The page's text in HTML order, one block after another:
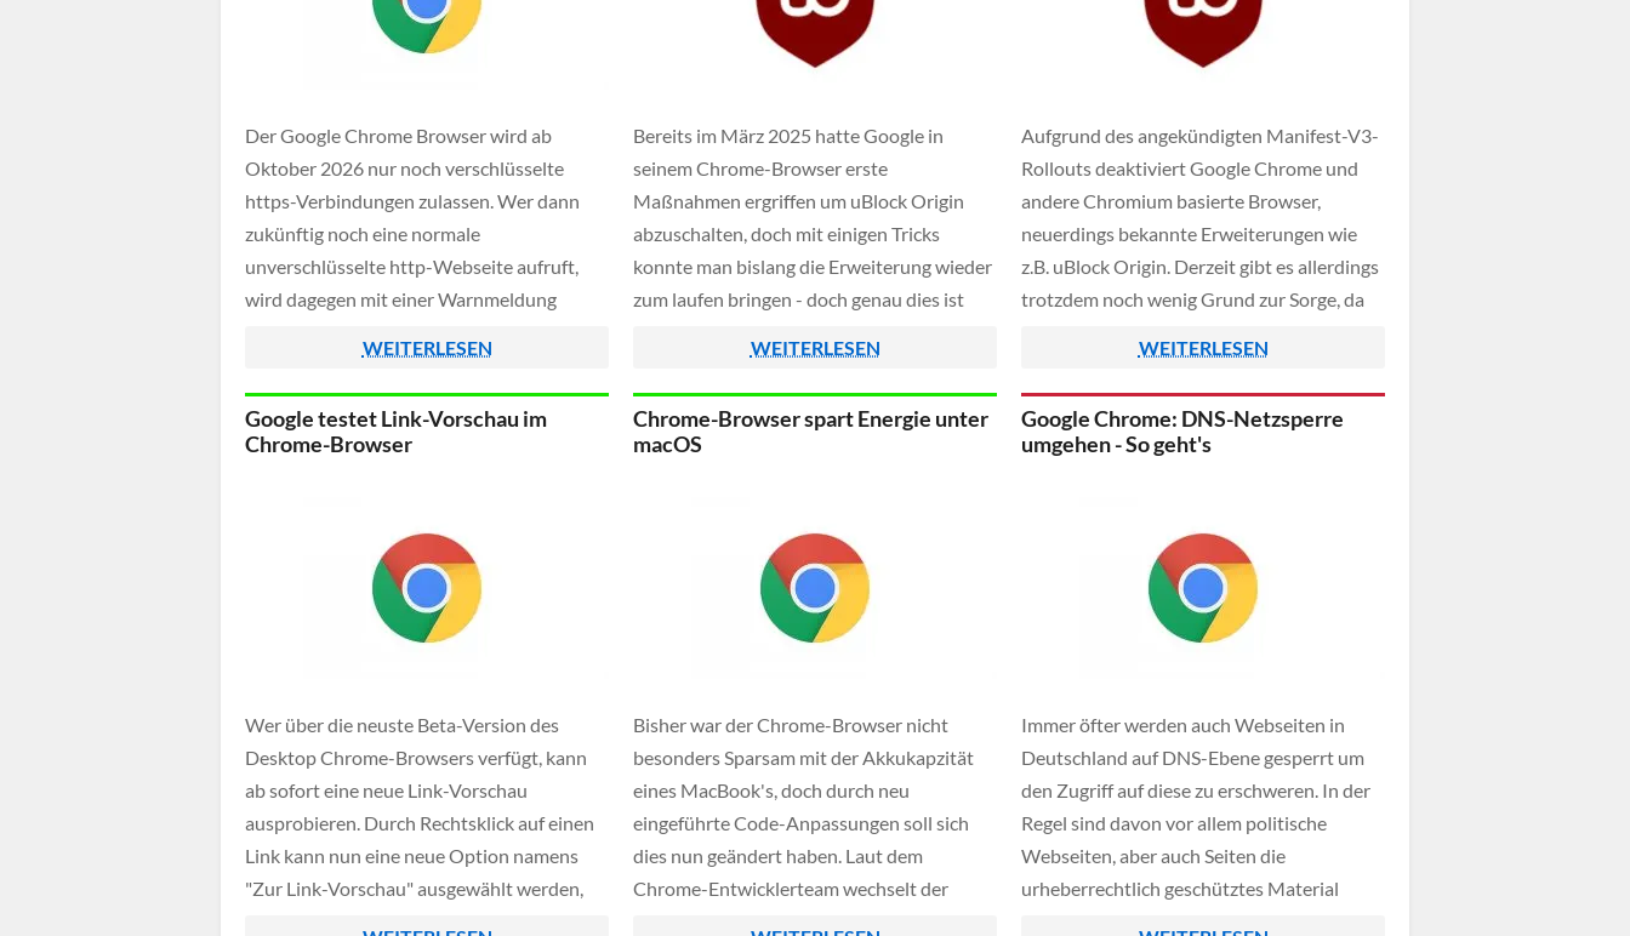
Der Google Chrome Browser wird ab
Oktober 2026 nur noch verschlüsselte
https-Verbindungen zulassen. Wer dann
zukünftig noch eine normale
unverschlüsselte http-Webseite aufruft,
wird dagegen mit einer Warnmeldung
selbst bestätigen muss.
WEITERLESEN
Bereits im März 2025 hatte Google in
seinem Chrome-Browser erste
Maßnahmen ergriffen um uBlock Origin
abzuschalten, doch mit einigen Tricks
konnte man bislang die Erweiterung wieder
zum laufen bringen - doch genau dies ist
Update hat Google nun den Stecker
gezogen und blockiert jetzt sämtliche
Browsererweiterungen die nicht dem neuen
WEITERLESEN
Aufgrund des angekündigten Manifest-V3-
Rollouts deaktiviert Google Chrome und
andere Chromium basierte Browser,
neuerdings bekannte Erweiterungen wie
z.B. uBlock Origin. Derzeit gibt es allerdings
trotzdem noch wenig Grund zur Sorge, da
noch recht leicht erneut aktivieren lassen -
wir zeigen euch in dieser Anleitung was ihr
dafür tun müsst.
WEITERLESEN
Google testet Link-Vorschau im
Chrome-Browser
Wer über die neuste Beta-Version des
Desktop Chrome-Browsers verfügt, kann
ab sofort eine neue Link-Vorschau
ausprobieren. Durch Rechtsklick auf einen
Link kann nun eine neue Option namens
"Zur Link-Vorschau" ausgewählt werden,
Chrome-Browser spart Energie unter
macOS
Bisher war der Chrome-Browser nicht
besonders Sparsam mit der Akkukapzität
eines MacBook's, doch durch neu
eingeführte Code-Anpassungen soll sich
dies nun geändert haben. Laut dem
Chrome-Entwicklerteam wechselt der
Google Chrome: DNS-Netzsperre
umgehen - So geht's
Immer öfter werden auch Webseiten in
Deutschland auf DNS-Ebene gesperrt um
den Zugriff auf diese zu erschweren. In der
Regel sind davon vor allem politische
Webseiten, aber auch Seiten die
urheberrechtlich geschütztes Material